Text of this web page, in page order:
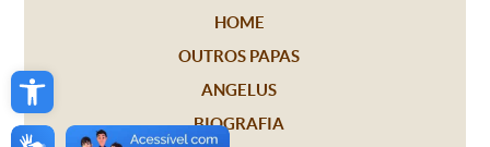
Open toolbar
HOME
OUTROS PAPAS
ANGELUS
BIOGRAFIA